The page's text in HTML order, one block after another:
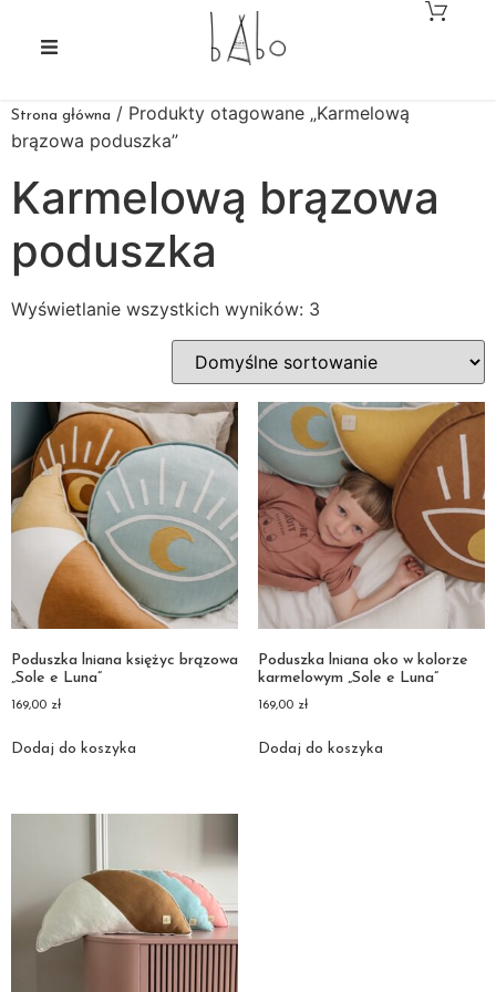
Strona główna / Produkty otagowane „Karmelową
brązowa poduszka”
Karmelową brązowa
poduszka
Wyświetlanie wszystkich wyników: 3
Poduszka lniana księżyc brązowa
„Sole e Luna”
169,00 zł
Dodaj do koszyka
Poduszka lniana oko w kolorze
karmelowym „Sole e Luna”
169,00 zł
Dodaj do koszyka